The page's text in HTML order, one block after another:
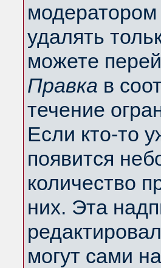
удалять
можете
Правка в
течение
Если кто-то
появится
количество
них. Эта
могут сами